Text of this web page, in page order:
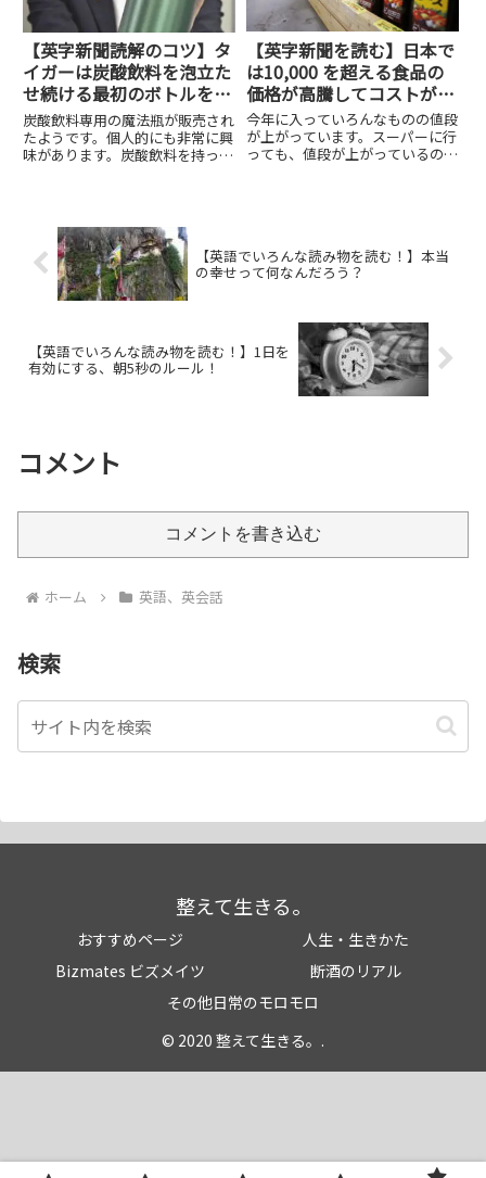
【英字新聞読解のコツ】タ
イガーは炭酸飲料を泡立た
せ続ける最初のボトルをリ
リースします！
炭酸飲料専用の魔法瓶が販売され
たようです。個人的にも非常に興
味があります。炭酸飲料を持って
イガー魔法瓶が作ったようです。
内部の凹凸が少ないので、炭酸
が...
【英字新聞を読む】日本で
は10,000 を超える食品の
価格が高騰してコストが上
昇しています！
今年に入っていろんなものの値段
が上がっています。スーパーに行
っても、値段が上がっているのが
そ...
【英語でいろんな読み物を読む！】本当
の幸せって何なんだろう？
【英語でいろんな読み物を読む！】1日を
有効にする、朝5秒のルール！
コメント
コメントを書き込む
ホーム 英語、英会話
検索
整えて生きる。
おすすめページ
人生・生きかた
Bizmates ビズメイツ
断酒のリアル
その他日常のモロモロ
© 2020 整えて生きる。.